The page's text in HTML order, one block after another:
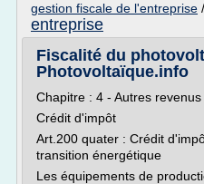
gestion fiscale de l'entreprise /
entreprise
Fiscalité du
Photovoltaïque.info
Chapitre : 4 - Autres
Crédit d'impôt
Art.200 quater : Crédit
transition énergétique
Les équipements de